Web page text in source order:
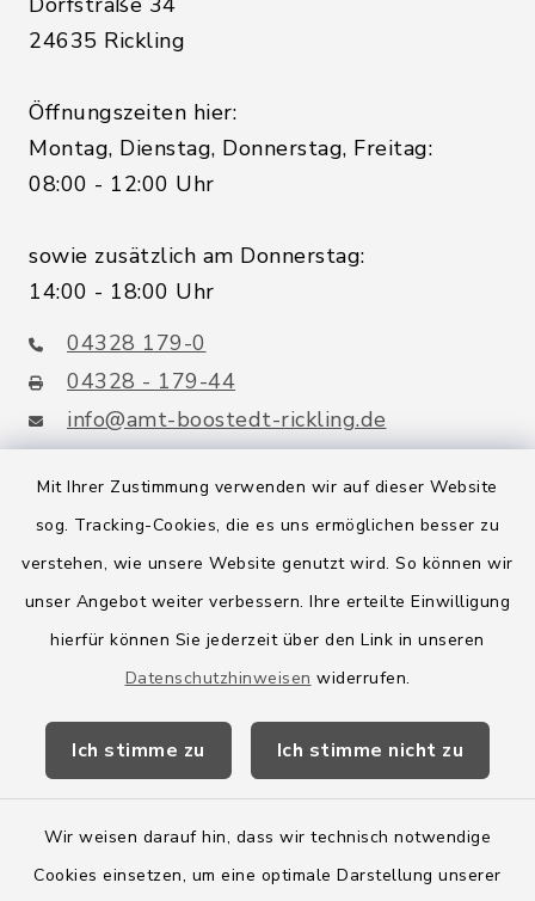
Mit Ihrer Zustimmung verwenden wir auf dieser Website
sog. Tracking-Cookies, die es uns ermöglichen besser zu
verstehen, wie unsere Website genutzt wird. So können wir
unser Angebot weiter verbessern. Ihre erteilte Einwilligung
hierfür können Sie jederzeit über den Link in unseren
Datenschutzhinweisen widerrufen.
Ich stimme zu Ich stimme nicht zu
Wir weisen darauf hin, dass wir technisch notwendige
Cookies einsetzen, um eine optimale Darstellung unserer
24635 Rickling
Öffnungszeiten hier:
Montag, Dienstag, Donnerstag, Freitag:
08:00 - 12:00 Uhr
sowie zusätzlich am Donnerstag:
14:00 - 18:00 Uhr
04328 179-0
04328 - 179-44
info@amt-boostedt-rickling.de
Quicklinks
Amt Boostedt-Rickling
Amtsbroschüre
Wege-Zweckverband